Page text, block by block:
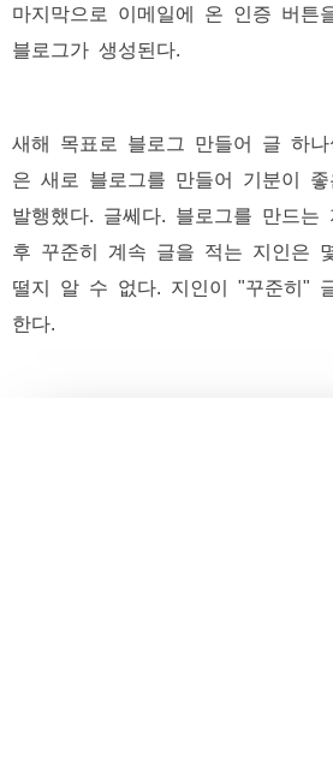
마지막으로 이메일에 온 인증 버튼
블로그가 생성된다.
새해 목표로 블로그 만들어 글 하
은 새로 블로그를 만들어 기분이
발행했다. 글쎄다. 블로그를 만드
후 꾸준히 계속 글을 적는 지인은
떨지 알 수 없다. 지인이 "꾸준히"
한다.